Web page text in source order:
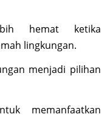
hemat ketika
lingkungan.
menjadi pilihan
memanfaatkan